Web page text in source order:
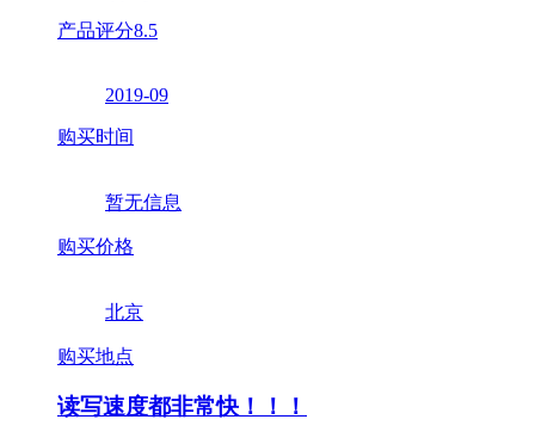
产品评分8.5
2019-09
购买时间
暂无信息
购买价格
北京
购买地点
读写速度都非常快！！！